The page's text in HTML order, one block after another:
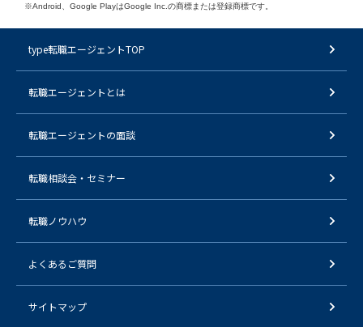
※Android、Google PlayはGoogle Inc.の商標または登録商標です。
type転職エージェントTOP
転職エージェントとは
転職エージェントの面談
転職相談会・セミナー
転職ノウハウ
よくあるご質問
サイトマップ